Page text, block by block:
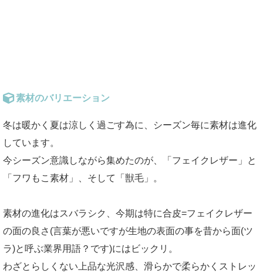
素材のバリエーション
冬は暖かく夏は涼しく過ごす為に、シーズン毎に素材は進化
しています。
今シーズン意識しながら集めたのが、「フェイクレザー」と
「フワもこ素材」、そして「獣毛」。
素材の進化はスバラシク、今期は特に合皮=フェイクレザー
の面の良さ(言葉が悪いですが生地の表面の事を昔から面(ツ
ラ)と呼ぶ業界用語？です)にはビックリ。
わざとらしくない上品な光沢感、滑らかで柔らかくストレッ